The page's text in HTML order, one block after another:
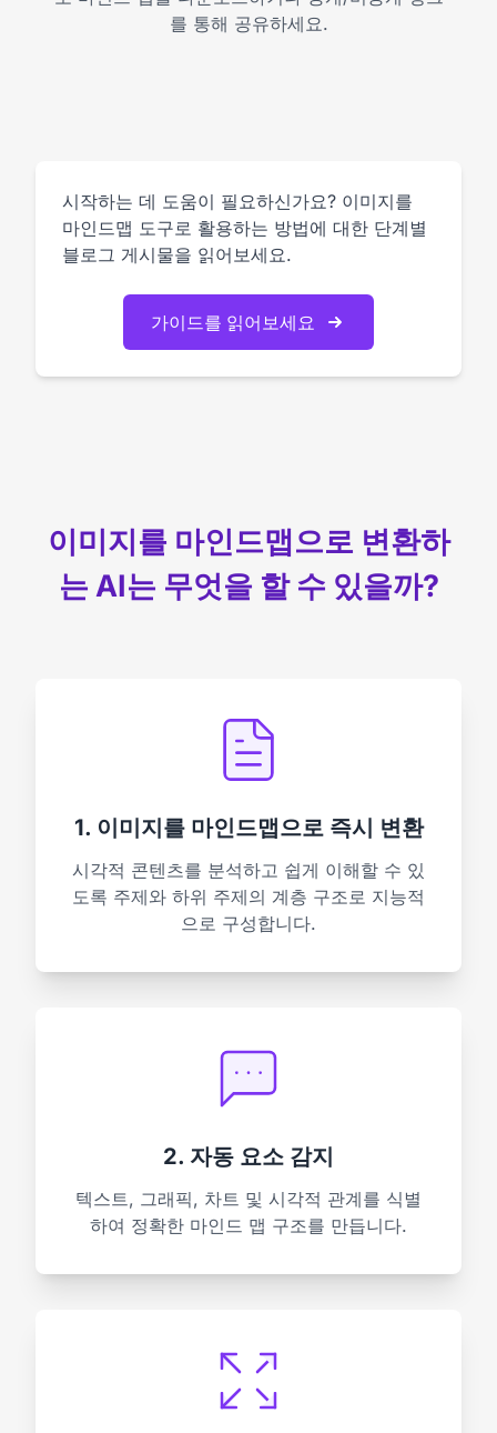
를 통해 공유하세요.
시작하는 데 도움이 필요하신가요? 이미지를
마인드맵 도구로 활용하는 방법에 대한 단계별
블로그 게시물을 읽어보세요.
가이드를 읽어보세요
이미지를 마인드맵으로 변환하
는 AI는 무엇을 할 수 있을까?
1. 이미지를 마인드맵으로 즉시 변환
시각적 콘텐츠를 분석하고 쉽게 이해할 수 있
도록 주제와 하위 주제의 계층 구조로 지능적
으로 구성합니다.
2. 자동 요소 감지
텍스트, 그래픽, 차트 및 시각적 관계를 식별
하여 정확한 마인드 맵 구조를 만듭니다.